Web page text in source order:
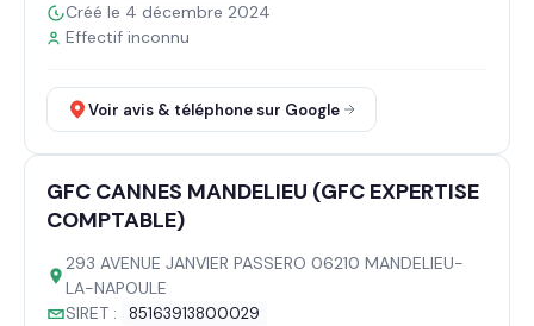
Créé le 4 décembre 2024
Effectif inconnu
Voir avis & téléphone sur Google
GFC CANNES MANDELIEU (GFC EXPERTISE
COMPTABLE)
293 AVENUE JANVIER PASSERO 06210 MANDELIEU-
LA-NAPOULE
SIRET :
85163913800029